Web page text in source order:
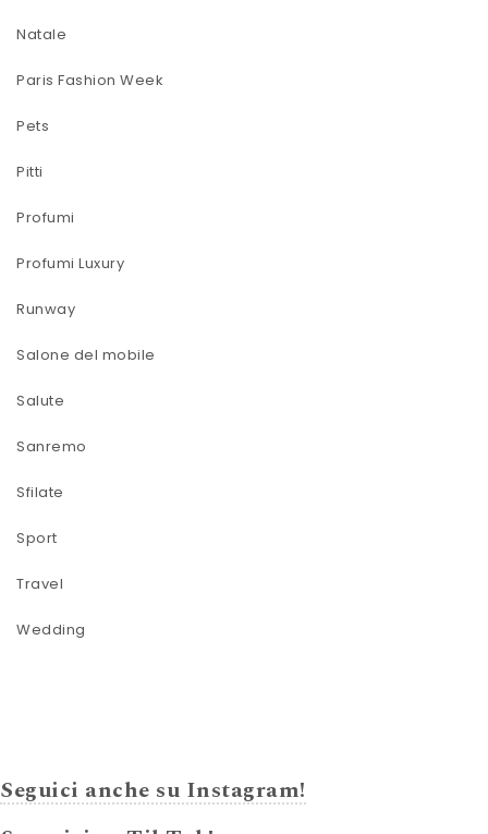
Natale
Paris Fashion Week
Pets
Pitti
Profumi
Profumi Luxury
Runway
Salone del mobile
Salute
Sanremo
Sfilate
Sport
Travel
Wedding
Seguici anche su Instagram!